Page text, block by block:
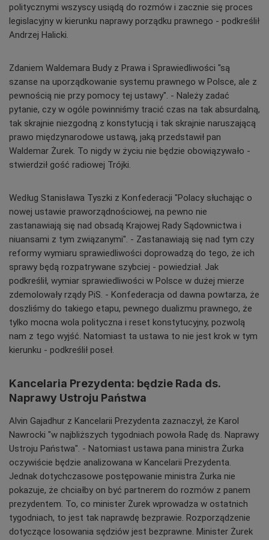
politycznymi wszyscy usiądą do rozmów i zacznie się proces
legislacyjny w kierunku naprawy porządku prawnego - podkreślił
Andrzej Halicki.
Zdaniem Waldemara Budy z Prawa i Sprawiedliwości "są
szanse na uporządkowanie systemu prawnego w Polsce, ale z
pewnością nie przy pomocy tej ustawy". - Należy zadać
pytanie, czy w ogóle powinniśmy tracić czas na tak absurdalną,
tak skrajnie niezgodną z konstytucją i tak skrajnie naruszającą
prawo międzynarodowe ustawą, jaką przedstawił pan
Waldemar Żurek. To nigdy w życiu nie będzie obowiązywało -
stwierdził gość radiowej Trójki.
Według Stanisława Tyszki z Konfederacji "Polacy słuchając o
nowej ustawie praworządnościowej, na pewno nie
zastanawiają się nad obsadą Krajowej Rady Sądownictwa i
niuansami z tym związanymi". - Zastanawiają się nad tym czy
reformy wymiaru sprawiedliwości doprowadzą do tego, że ich
sprawy będą rozpatrywane szybciej - powiedział. Jak
podkreślił, wymiar sprawiedliwości w Polsce w dużej mierze
zdemolowały rządy PiS. - Konfederacja od dawna powtarza, że
doszliśmy do takiego etapu, pewnego dualizmu prawnego, że
tylko mocna wola polityczna i reset konstytucyjny, pozwolą
nam z tego wyjść. Natomiast ta ustawa to nie jest krok w tym
kierunku - podkreślił poseł.
Kancelaria Prezydenta: będzie Rada ds.
Naprawy Ustroju Państwa
Alvin Gajadhur z Kancelarii Prezydenta zaznaczył, że Karol
Nawrocki "w najbliższych tygodniach powoła Radę ds. Naprawy
Ustroju Państwa". - Natomiast ustawa pana ministra Żurka
oczywiście będzie analizowana w Kancelarii Prezydenta.
Jednak dotychczasowe postępowanie ministra Żurka nie
pokazuje, że chciałby on być partnerem do rozmów z panem
prezydentem. To, co minister Żurek wprowadza w ostatnich
tygodniach, to jest tak naprawdę bezprawie. Rozporządzenie
dotyczące losowania sędziów jest bezprawne. Minister Żurek